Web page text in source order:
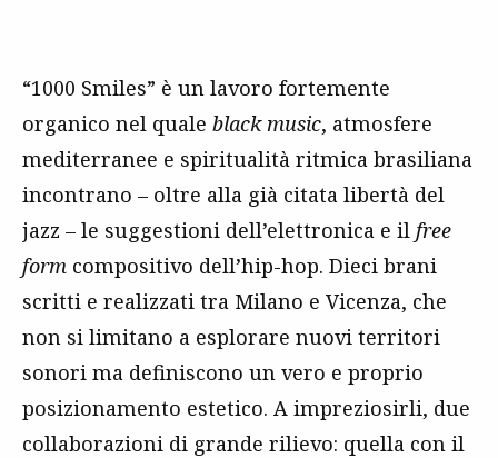
“1000 Smiles” è un lavoro fortemente
organico nel quale black music, atmosfere
mediterranee e spiritualità ritmica brasiliana
incontrano – oltre alla già citata libertà del
jazz – le suggestioni dell’elettronica e il free
form compositivo dell’hip-hop. Dieci brani
scritti e realizzati tra Milano e Vicenza, che
non si limitano a esplorare nuovi territori
sonori ma definiscono un vero e proprio
posizionamento estetico. A impreziosirli, due
collaborazioni di grande rilievo: quella con il